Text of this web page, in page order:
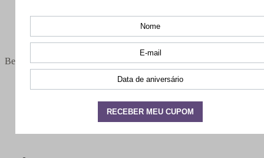
Bem-vindo(a),
Meus pedidos